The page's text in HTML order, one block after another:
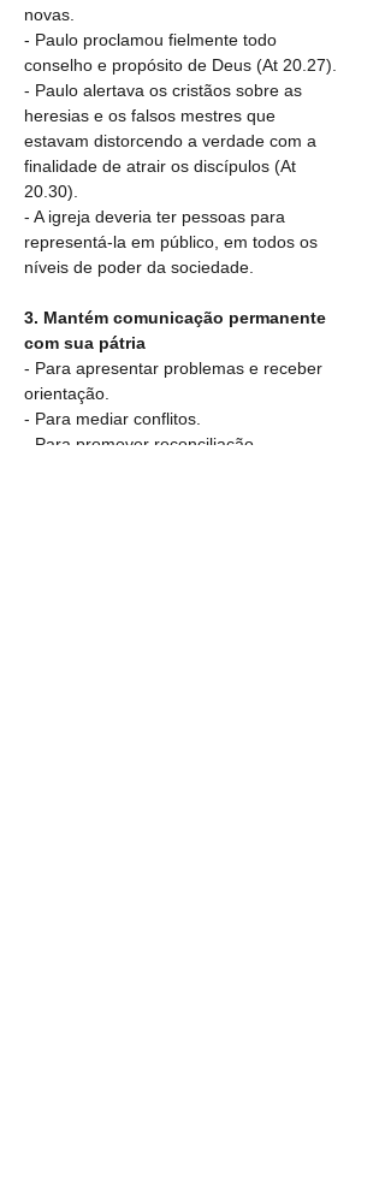
novas.
- Paulo proclamou fielmente todo
conselho e propósito de Deus (At 20.27).
- Paulo alertava os cristãos sobre as
heresias e os falsos mestres que
estavam distorcendo a verdade com a
finalidade de atrair os discípulos (At
20.30).
- A igreja deveria ter pessoas para
representá-la em público, em todos os
níveis de poder da sociedade.
3. Mantém comunicação permanente
com sua pátria
- Para apresentar problemas e receber
orientação.
- Para mediar conflitos.
- Para promover reconciliação.